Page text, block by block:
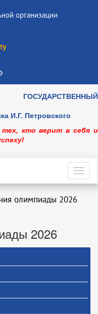
организации
И.Г. Петровского
тех, кто верит в себя и
олимпиады 2026
2026